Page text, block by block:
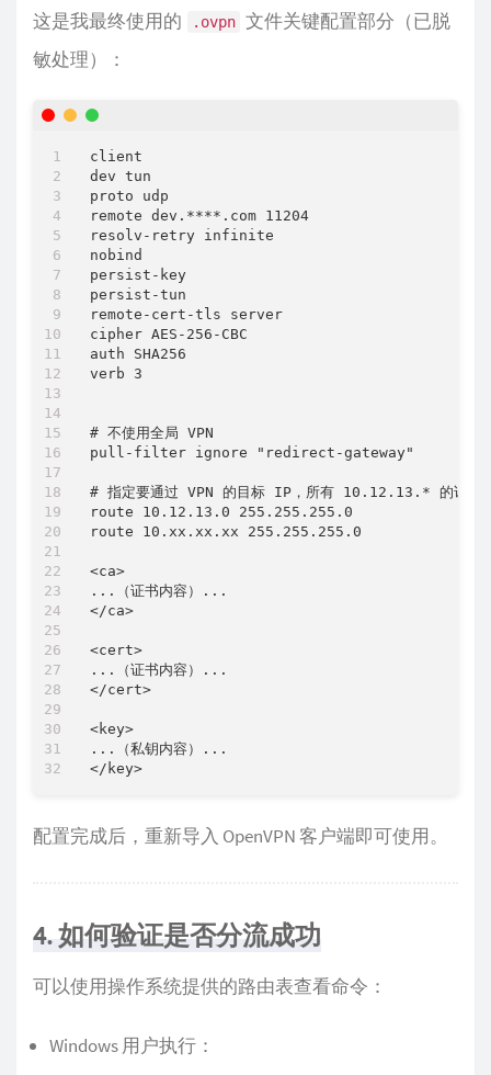
这是我最终使用的 .ovpn 文件关键配置部分（已脱
敏处理）：
client
dev tun
proto udp
remote dev.****.com 11204
resolv-retry infinite
nobind
persist-key
persist-tun
remote-cert-tls server
cipher AES-256-CBC
auth SHA256
verb 3
# 不使用全局 VPN
pull-filter ignore "redirect-gateway"
# 指定要通过 VPN 的目标 IP，所有 10.12.13.* 的访问
route 10.12.13.0 255.255.255.0
route 10.xx.xx.xx 255.255.255.0
<ca>
...（证书内容）...
</ca>
<cert>
...（证书内容）...
</cert>
<key>
...（私钥内容）...
配置完成后，重新导入 OpenVPN 客户端即可使用。
4. 如何验证是否分流成功
可以使用操作系统提供的路由表查看命令：
Windows 用户执行：